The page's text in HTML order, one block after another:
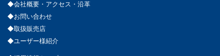
◆会社概要・アクセス・沿革
◆お問い合わせ
◆取扱販売店
◆ユーザー様紹介